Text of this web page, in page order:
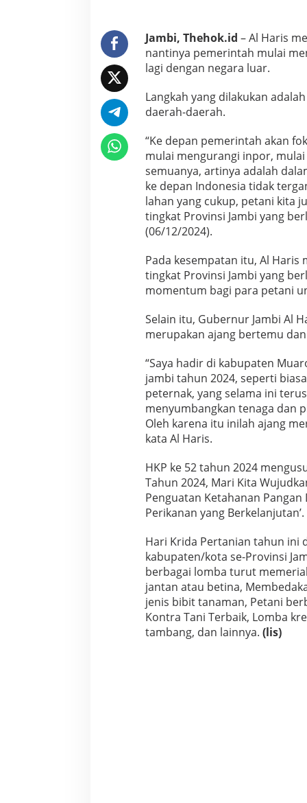
L
k
u
a
n
n
g
u
a
a
n
P
n
a
n
Jambi, Thehok.id – Al Haris
nantinya pemerintah mulai
lagi dengan negara luar.
Langkah yang dilakukan
daerah-daerah.
“Ke depan pemerintah akan
mulai mengurangi inpor,
semuanya, artinya adalah
ke depan Indonesia tidak
lahan yang cukup, petani kita
tingkat Provinsi Jambi yang
(06/12/2024).
Pada kesempatan itu, Al Haris
tingkat Provinsi Jambi yang
momentum bagi para petani
Selain itu, Gubernur Jambi Al
merupakan ajang bertemu
“Saya hadir di kabupaten
jambi tahun 2024, seperti
peternak, yang selama ini
menyumbangkan tenaga dan
Oleh karena itu inilah ajang
kata Al Haris.
HKP ke 52 tahun 2024
Tahun 2024, Mari Kita
Penguatan Ketahanan
Perikanan yang Berkelanjutan’.
Hari Krida Pertanian tahun ini
kabupaten/kota se-Provinsi
berbagai lomba turut
jantan atau betina,
jenis bibit tanaman, Petani
Kontra Tani Terbaik, Lomba
tambang, dan lainnya. (lis)